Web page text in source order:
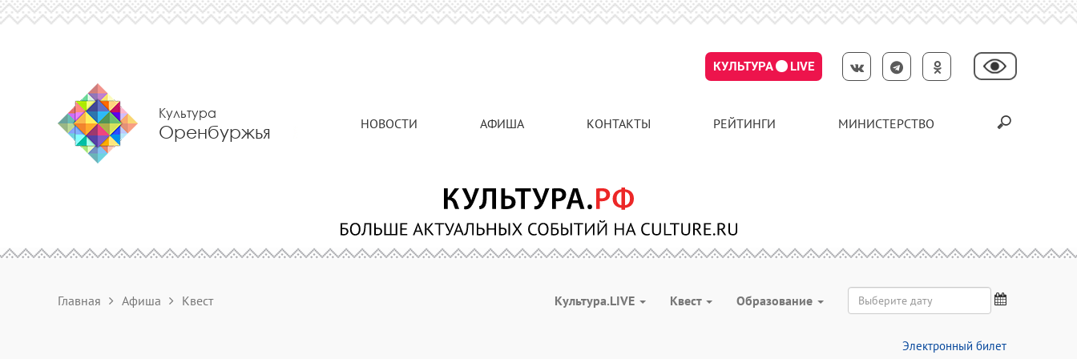
КУЛЬТУРА LIVE
Культура
Оренбуржья НОВОСТИ АФИША КОНТАКТЫ РЕЙТИНГИ МИНИСТЕРСТВО
Главная Афиша Квест Культура.LIVE Квест Образование
Электронный билет